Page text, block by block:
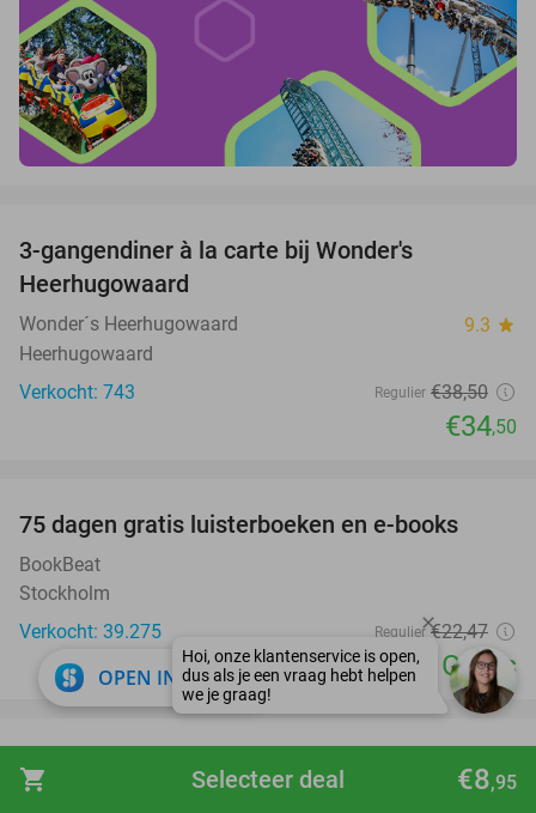
shopping_cart €8,95
Selecteer deal
3-gangendiner à la carte bij Wonder's
Heerhugowaard
Wonder´s Heerhugowaard 9.3 star
Heerhugowaard
Verkocht: 743
Regulier €38,50
€34,50
75 dagen gratis luisterboeken en e-books
BookBeat
Stockholm
Verkocht: 39.275
Regulier €22,47
Gratis
31%
favorite_border
12-uurtje + evt. minigolf (60 min) bij
Restaurant Momo's
OPEN IN APP close